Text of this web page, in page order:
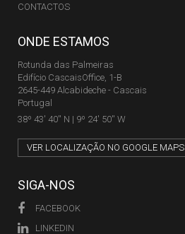
CONTACTOS
ONDE ESTAMOS
Rotunda das Palmeiras
Edifício CascaisOffice, 1-B
2645-449 Alcabideche - Cascais
Portugal
38º 43' 40'' N | 9º 24' 50'' W
VER LOCALIZAÇÃO NO GOOGLE MAPS
SIGA-NOS
FACEBOOK
LINKEDIN